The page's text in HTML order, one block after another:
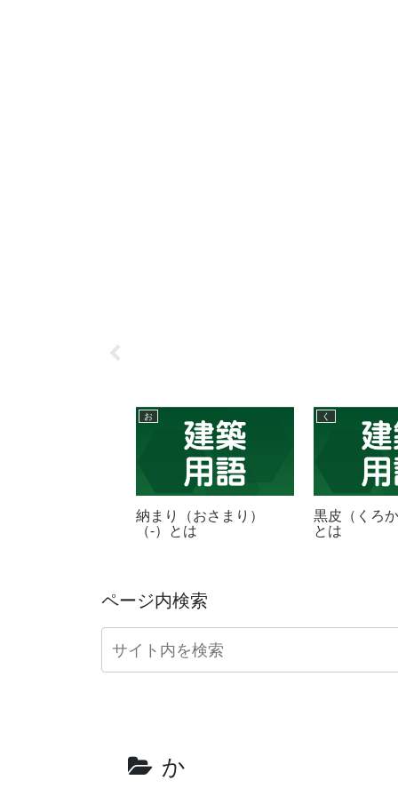
お
納まり（おさまり）
（-）とは
く
黒皮（くろ
とは
ページ内検索
か